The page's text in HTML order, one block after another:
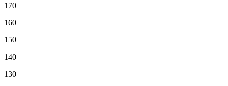
170
160
150
140
130